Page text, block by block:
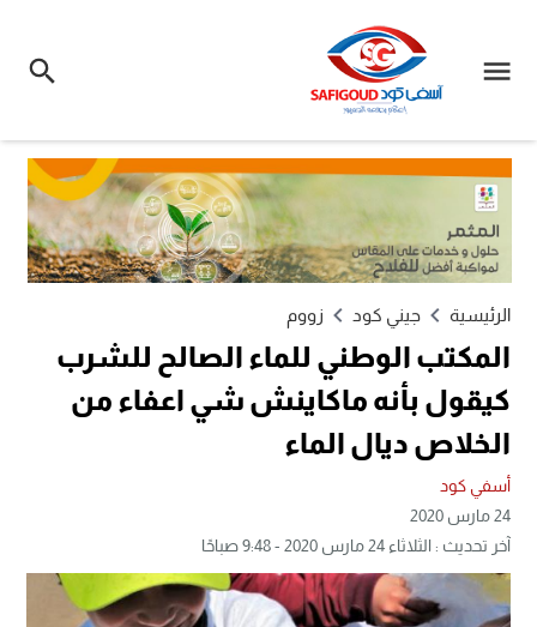
الرئيسية جيني كود زووم
المكتب الوطني للماء الصالح للشرب
كيقول بأنه ماكاينش شي اعفاء من
الخلاص ديال الماء
أسفي كود
24 مارس 2020
آخر تحديث : الثلاثاء 24 مارس 2020 - 9:48 صباحًا